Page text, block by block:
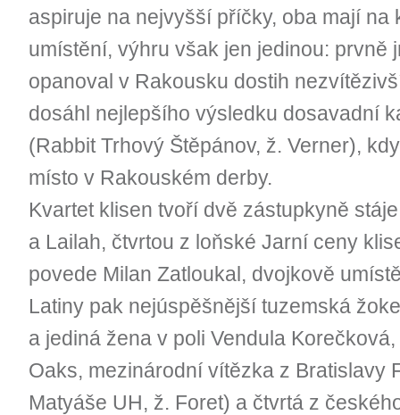
aspiruje na nejvyšší příčky, oba mají na
umístění, výhru však jen jedinou: prvně
opanoval v Rakousku dostih
dosáhl nejlepšího výsledku dosavadní
(Rabbit Trhový Štěpánov, ž. Verner),
místo v Rakouském derby.
Kvartet klisen tvoří dvě zástupkyně
a Lailah, čtvrtou z loňské Jarní ceny
povede Milan Zatloukal, dvojkově
Latiny pak nejúspěšnější tuzemská
a jediná žena v poli Vendula
Oaks, mezinárodní vítězka z Bratislavy
Matyáše UH, ž. Foret) a čtvrtá z